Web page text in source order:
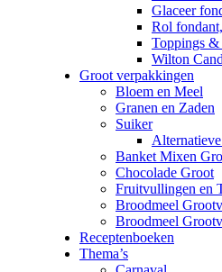
Glaceer
Rol
Toppings
Wilton
Groot verpakkingen
Bloem en Meel
Granen en Zaden
Suiker
Banket Mixen
Chocolade Groot
Fruitvullingen en
Broodmeel
Broodmeel
Receptenboeken
Thema’s